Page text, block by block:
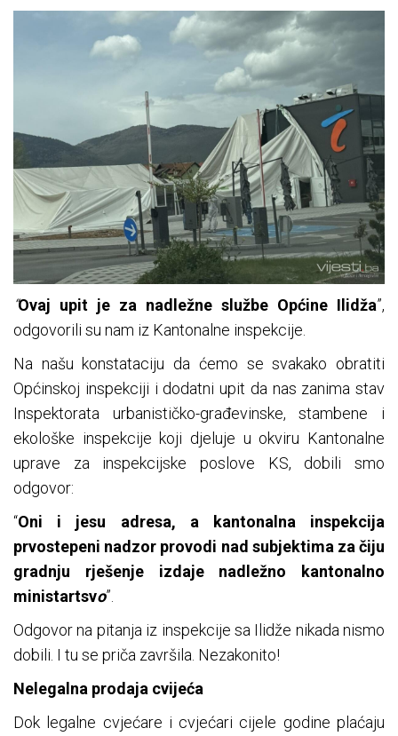
“Ovaj upit je za nadležne službe Općine Ilidža”,
odgovorili su nam iz Kantonalne inspekcije.
Na našu konstataciju da ćemo se svakako obratiti
Općinskoj inspekciji i dodatni upit da nas zanima stav
Inspektorata urbanističko-građevinske, stambene i
ekološke inspekcije koji djeluje u okviru Kantonalne
uprave za inspekcijske poslove KS, dobili smo
odgovor:
“Oni i jesu adresa, a kantonalna inspekcija
prvostepeni nadzor provodi nad subjektima za čiju
gradnju rješenje izdaje nadležno kantonalno
ministartsvo”.
Odgovor na pitanja iz inspekcije sa Ilidže nikada nismo
dobili. I tu se priča završila. Nezakonito!
Nelegalna prodaja cvijeća
Dok legalne cvjećare i cvjećari cijele godine plaćaju